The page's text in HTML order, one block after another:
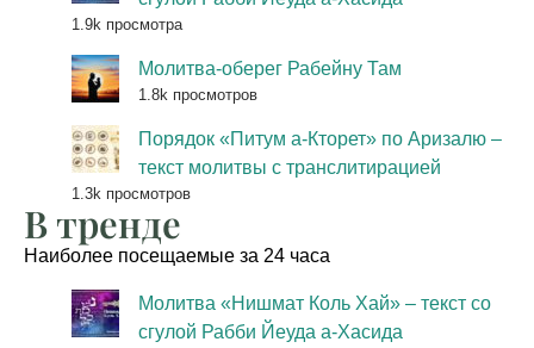
1.9k просмотра
Молитва-оберег Рабейну Там
1.8k просмотров
Порядок «Питум а-Кторет» по Аризалю –
текст молитвы с транслитирацией
1.3k просмотров
В тренде
Наиболее посещаемые за 24 часа
Молитва «Нишмат Коль Хай» – текст со
сгулой Рабби Йеуда а-Хасида